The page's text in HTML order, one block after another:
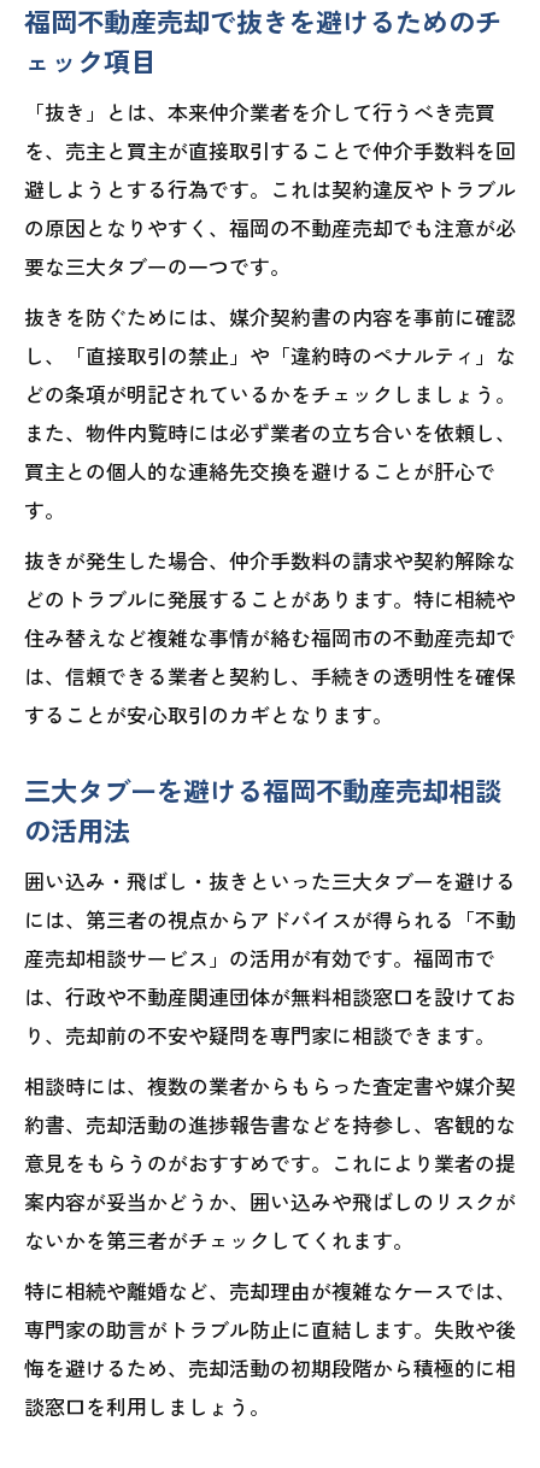
福岡不動産売却で抜きを避けるためのチ
ェック項目
「抜き」とは、本来仲介業者を介して行うべき売買
を、売主と買主が直接取引することで仲介手数料を回
避しようとする行為です。これは契約違反やトラブル
の原因となりやすく、福岡の不動産売却でも注意が必
要な三大タブーの一つです。
抜きを防ぐためには、媒介契約書の内容を事前に確認
し、「直接取引の禁止」や「違約時のペナルティ」な
どの条項が明記されているかをチェックしましょう。
また、物件内覧時には必ず業者の立ち合いを依頼し、
買主との個人的な連絡先交換を避けることが肝心で
す。
抜きが発生した場合、仲介手数料の請求や契約解除な
どのトラブルに発展することがあります。特に相続や
住み替えなど複雑な事情が絡む福岡市の不動産売却で
は、信頼できる業者と契約し、手続きの透明性を確保
することが安心取引のカギとなります。
三大タブーを避ける福岡不動産売却相談
の活用法
囲い込み・飛ばし・抜きといった三大タブーを避ける
には、第三者の視点からアドバイスが得られる「不動
産売却相談サービス」の活用が有効です。福岡市で
は、行政や不動産関連団体が無料相談窓口を設けてお
り、売却前の不安や疑問を専門家に相談できます。
相談時には、複数の業者からもらった査定書や媒介契
約書、売却活動の進捗報告書などを持参し、客観的な
意見をもらうのがおすすめです。これにより業者の提
案内容が妥当かどうか、囲い込みや飛ばしのリスクが
ないかを第三者がチェックしてくれます。
特に相続や離婚など、売却理由が複雑なケースでは、
専門家の助言がトラブル防止に直結します。失敗や後
悔を避けるため、売却活動の初期段階から積極的に相
談窓口を利用しましょう。